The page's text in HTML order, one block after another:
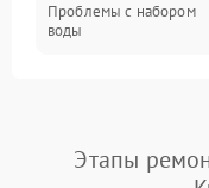
Проблемы с набором
воды
Замена платы
Этапы